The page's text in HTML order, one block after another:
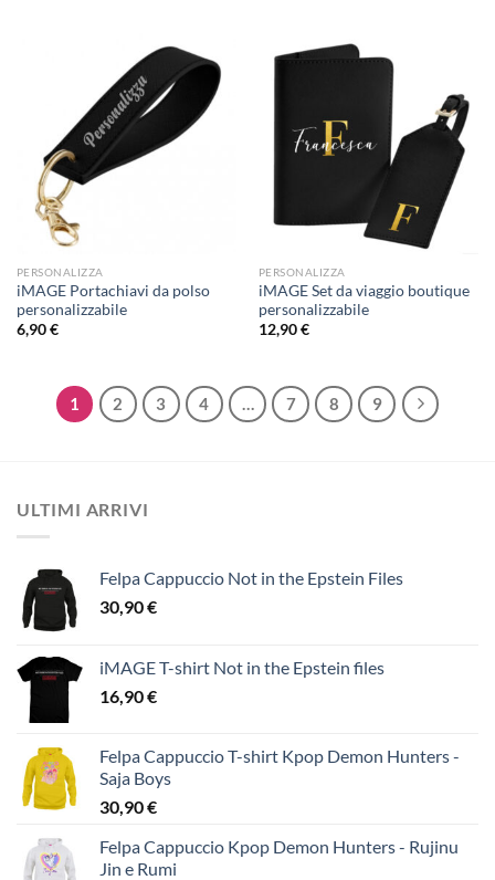
PERSONALIZZA
iMAGE Portachiavi da polso
personalizzabile
6,90€
PERSONALIZZA
iMAGE Set da viaggio boutique
personalizzabile
12,90€
1 2 3 4 … 7 8 9
ULTIMI ARRIVI
Felpa Cappuccio Not in the Epstein Files
30,90€
iMAGE T-shirt Not in the Epstein files
16,90€
Felpa Cappuccio T-shirt Kpop Demon Hunters -
Saja Boys
30,90€
Felpa Cappuccio Kpop Demon Hunters - Rujinu
Jin e Rumi